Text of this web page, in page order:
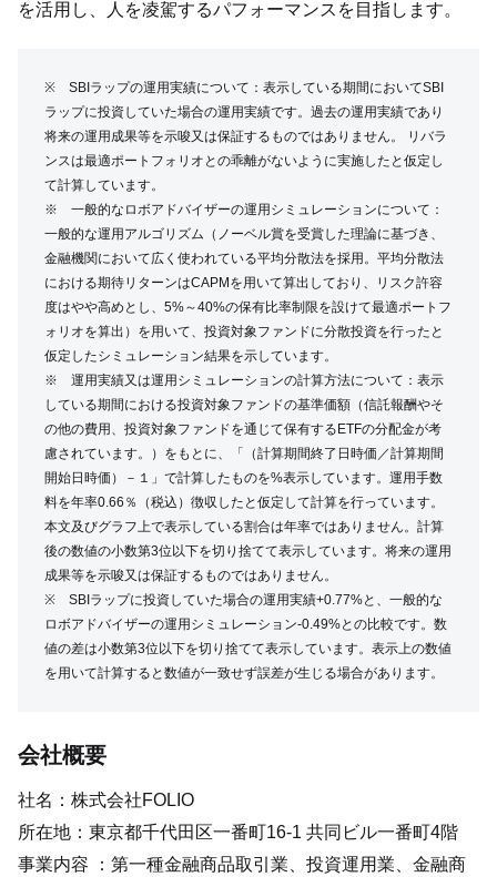
を活用し、人を凌駕するパフォーマンスを目指します。
※ SBIラップの運用実績について：表示している期間においてSBI
ラップに投資していた場合の運用実績です。過去の運用実績であり
将来の運用成果等を示唆又は保証するものではありません。 リバラ
ンスは最適ポートフォリオとの乖離がないように実施したと仮定し
て計算しています。
※ 一般的なロボアドバイザーの運用シミュレーションについて：
一般的な運用アルゴリズム（ノーベル賞を受賞した理論に基づき、
金融機関において広く使われている平均分散法を採用。平均分散法
における期待リターンはCAPMを用いて算出しており、リスク許容
度はやや高めとし、5%～40%の保有比率制限を設けて最適ポートフ
ォリオを算出）を用いて、投資対象ファンドに分散投資を行ったと
仮定したシミュレーション結果を示しています。
※ 運用実績又は運用シミュレーションの計算方法について：表示
している期間における投資対象ファンドの基準価額（信託報酬やそ
の他の費用、投資対象ファンドを通じて保有するETFの分配金が考
慮されています。）をもとに、「（計算期間終了日時価／計算期間
開始日時価）－１」で計算したものを%表示しています。運用手数
料を年率0.66％（税込）徴収したと仮定して計算を行っています。
本文及びグラフ上で表示している割合は年率ではありません。計算
後の数値の小数第3位以下を切り捨てて表示しています。将来の運用
成果等を示唆又は保証するものではありません。
※ SBIラップに投資していた場合の運用実績+0.77%と、一般的な
ロボアドバイザーの運用シミュレーション-0.49%との比較です。数
値の差は小数第3位以下を切り捨てて表示しています。表示上の数値
を用いて計算すると数値が一致せず誤差が生じる場合があります。
会社概要
社名：株式会社FOLIO
所在地：東京都千代田区一番町16-1 共同ビル一番町4階
事業内容 ：第一種金融商品取引業、投資運用業、金融商